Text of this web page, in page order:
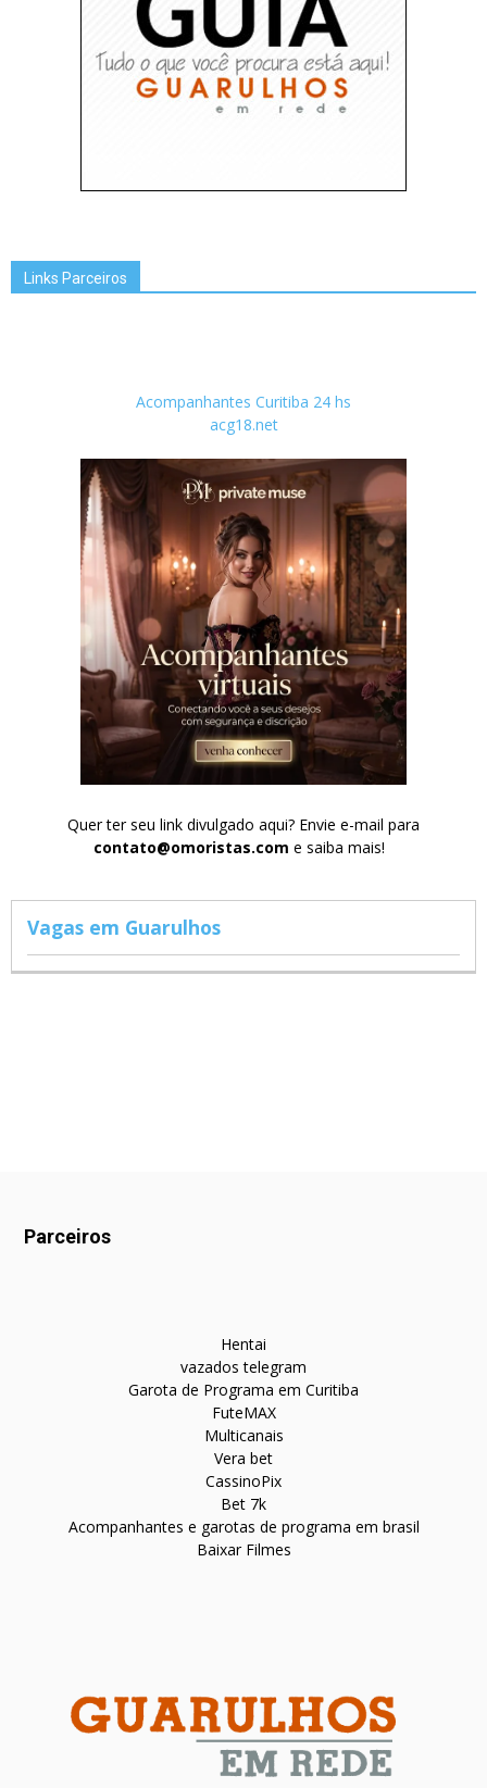
Links Parceiros
Acompanhantes Curitiba 24 hs
acg18.net
Quer ter seu link divulgado aqui? Envie e-mail para
contato@omoristas.com e saiba mais!
Vagas em Guarulhos
Parceiros
Hentai
vazados telegram
Garota de Programa em Curitiba
FuteMAX
Multicanais
Vera bet
CassinoPix
Bet 7k
Acompanhantes e garotas de programa em brasil
Baixar Filmes